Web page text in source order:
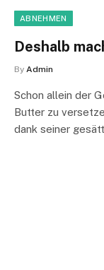
ABNEHMEN
Deshalb
By Admin
Schon allein der
Butter zu
dank seiner